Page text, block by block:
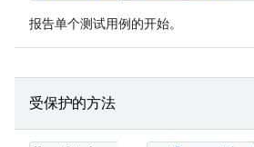
报告单个测试用例的开始。
受保护的方法